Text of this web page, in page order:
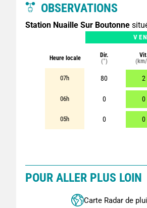
OBSERVATIONS
Station Nuaille Sur Boutonne
Heure locale
Dir.
(°)
07h 80 2
06h 0 0
05h 0 0
POUR ALLER PLUS LOIN
Carte Radar de